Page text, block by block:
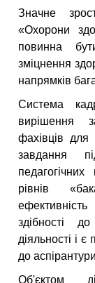
Значне
«Охорони
повинна
зміцнення
напрямків
Система
вирішення
фахівців для
завдання
педагогічних
рівнів
здібності
діяльності і є
до
Об'єктом